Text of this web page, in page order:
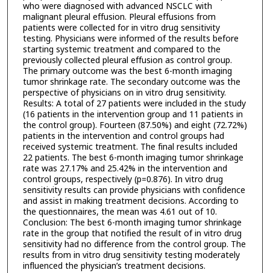
who were diagnosed with advanced NSCLC with
malignant pleural effusion. Pleural effusions from
patients were collected for in vitro drug sensitivity
testing. Physicians were informed of the results before
starting systemic treatment and compared to the
previously collected pleural effusion as control group.
The primary outcome was the best 6-month imaging
tumor shrinkage rate. The secondary outcome was the
perspective of physicians on in vitro drug sensitivity.
Results: A total of 27 patients were included in the study
(16 patients in the intervention group and 11 patients in
the control group). Fourteen (87.50%) and eight (72.72%)
patients in the intervention and control groups had
received systemic treatment. The final results included
22 patients. The best 6-month imaging tumor shrinkage
rate was 27.17% and 25.42% in the intervention and
control groups, respectively (p=0.876). In vitro drug
sensitivity results can provide physicians with confidence
and assist in making treatment decisions. According to
the questionnaires, the mean was 4.61 out of 10.
Conclusion: The best 6-month imaging tumor shrinkage
rate in the group that notified the result of in vitro drug
sensitivity had no difference from the control group. The
results from in vitro drug sensitivity testing moderately
influenced the physician’s treatment decisions.